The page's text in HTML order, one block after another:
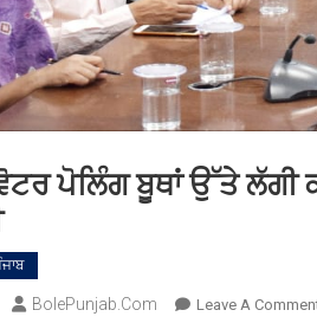
ਪੋਲਿੰਗ ਬੂਥਾਂ ਉੱਤੇ ਲੱਗੀ
BolePunjab.com Leave A